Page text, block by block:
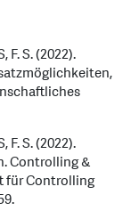
F. S. (2022).
F. S. (2022).
Controlling &
für Controlling